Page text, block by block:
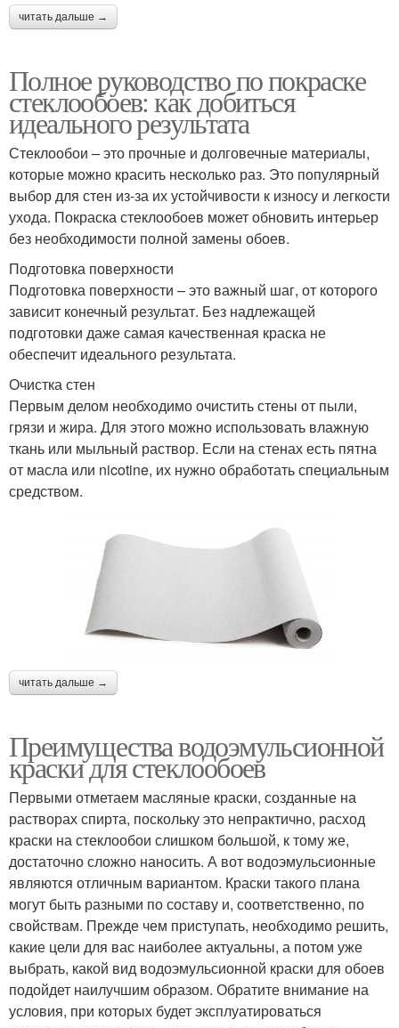
читать дальше →
Полное руководство по покраске
стеклообоев: как добиться
идеального результата
Стеклообои – это прочные и долговечные материалы,
которые можно красить несколько раз. Это популярный
выбор для стен из-за их устойчивости к износу и легкости
ухода. Покраска стеклообоев может обновить интерьер
без необходимости полной замены обоев.
Подготовка поверхности
Подготовка поверхности – это важный шаг, от которого
зависит конечный результат. Без надлежащей
подготовки даже самая качественная краска не
обеспечит идеального результата.
Очистка стен
Первым делом необходимо очистить стены от пыли,
грязи и жира. Для этого можно использовать влажную
ткань или мыльный раствор. Если на стенах есть пятна
от масла или nicotine, их нужно обработать специальным
средством.
читать дальше →
Преимущества водоэмульсионной
краски для стеклообоев
Первыми отметаем масляные краски, созданные на
растворах спирта, поскольку это непрактично, расход
краски на стеклообои слишком большой, к тому же,
достаточно сложно наносить. А вот водоэмульсионные
являются отличным вариантом. Краски такого плана
могут быть разными по составу и, соответственно, по
свойствам. Прежде чем приступать, необходимо решить,
какие цели для вас наиболее актуальны, а потом уже
выбрать, какой вид водоэмульсионной краски для обоев
подойдет наилучшим образом. Обратите внимание на
условия, при которых будет эксплуатироваться